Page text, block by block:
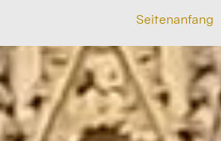
Seitenanfang